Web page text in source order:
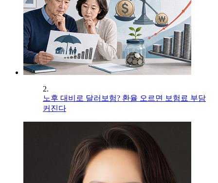
2.
노후 대비로 달러보험? 환율 오르면 보험료 부담
커진다